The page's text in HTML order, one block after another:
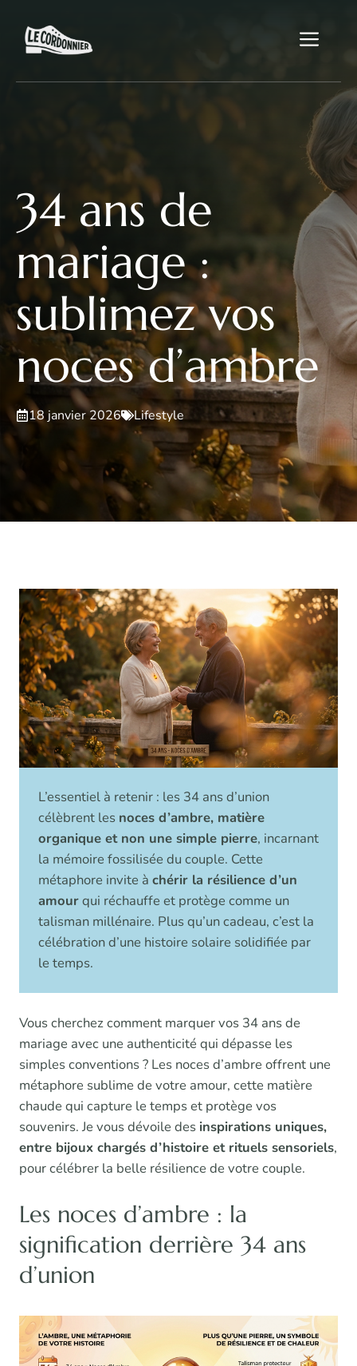
contenu
34 ans de
mariage :
sublimez vos
noces d’ambre
18 janvier 2026 Lifestyle
L’essentiel à retenir : les 34 ans d’union
célèbrent les noces d’ambre, matière
organique et non une simple pierre, incarnant
la mémoire fossilisée du couple. Cette
métaphore invite à chérir la résilience d’un
amourqui réchauffe et protège comme un
talisman millénaire. Plus qu’un cadeau, c’est la
célébration d’une histoire solaire solidifiée par
le temps.
Vous cherchez comment marquer vos 34 ans de
mariage avec une authenticité qui dépasse les
simples conventions ? Les noces d’ambre offrent une
métaphore sublime de votre amour, cette matière
chaude qui capture le temps et protège vos
souvenirs. Je vous dévoile des inspirations uniques,
entre bijoux chargés d’histoire et rituels sensoriels,
pour célébrer la belle résilience de votre couple.
Les noces d’ambre : la
signification derrière 34 ans
d’union